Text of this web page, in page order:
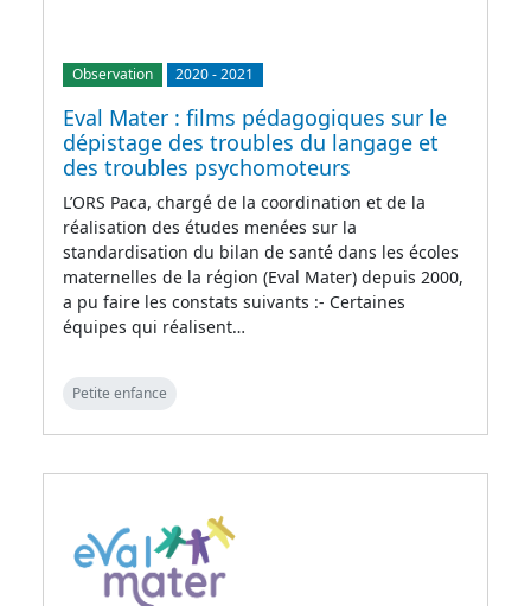
Observation 2020-2021
Eval Mater : films pédagogiques sur le
dépistage des troubles du langage et
des troubles psychomoteurs
L’ORS Paca, chargé de la coordination et de la
réalisation des études menées sur la
standardisation du bilan de santé dans les écoles
maternelles de la région (Eval Mater) depuis 2000,
a pu faire les constats suivants :- Certaines
équipes qui réalisent…
Petite enfance